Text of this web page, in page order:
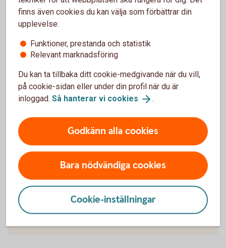
För att se detta innehåll behöver du först
och statistik.
Det ekonomiska kretsloppet
För att se detta innehåll behöver du först
godkänna cookies för Funktioner, prestanda
och statistik.
Inställningar för cookies
finns även cookies du kan välja som förbättrar din
upplevelse:
Funktioner, prestanda och statistik
Relevant marknadsföring
Du kan ta tillbaka ditt cookie-medgivande när du vill,
på cookie-sidan eller under din profil när du är
inloggad. Så hanterar vi cookies .
Godkänn alla cookies
Bara nödvändiga cookies
Cookie-inställningar